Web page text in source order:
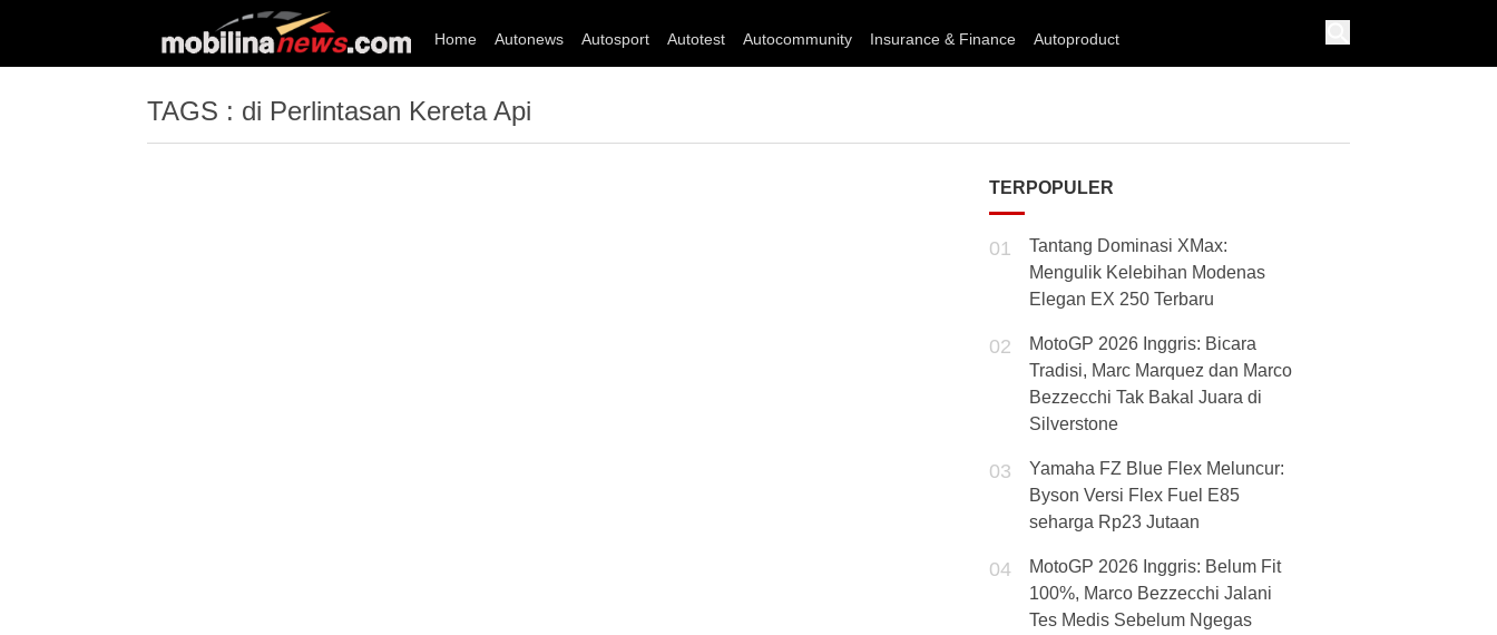
Home Autonews Autosport Autotest Autocommunity Insurance & Finance Autoproduct
TAGS : di Perlintasan Kereta Api
TERPOPULER
01
Tantang Dominasi XMax:
Mengulik Kelebihan Modenas
Elegan EX 250 Terbaru
02
MotoGP 2026 Inggris: Bicara
Tradisi, Marc Marquez dan Marco
Bezzecchi Tak Bakal Juara di
Silverstone
03
Yamaha FZ Blue Flex Meluncur:
Byson Versi Flex Fuel E85
seharga Rp23 Jutaan
04
MotoGP 2026 Inggris: Belum Fit
100%, Marco Bezzecchi Jalani
Tes Medis Sebelum Ngegas